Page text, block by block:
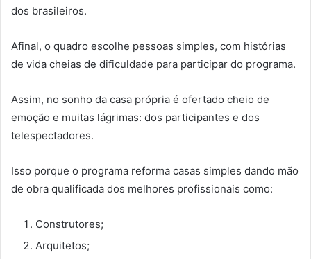
dos brasileiros.
Afinal, o quadro escolhe pessoas simples, com histórias
de vida cheias de dificuldade para participar do programa.
Assim, no sonho da casa própria é ofertado cheio de
emoção e muitas lágrimas: dos participantes e dos
telespectadores.
Isso porque o programa reforma casas simples dando mão
de obra qualificada dos melhores profissionais como:
Construtores;
Arquitetos;